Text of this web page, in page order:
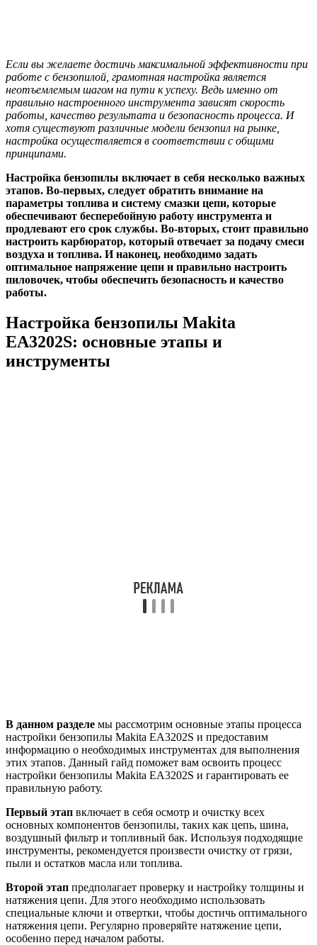
Если вы желаете достичь максимальной эффективности при
работе с бензопилой, грамотная настройка является
неотъемлемым шагом на пути к успеху. Ведь именно от
правильно настроенного инструмента зависят скорость
работы, качество результата и безопасность процесса. И
хотя существуют различные модели бензопил на рынке,
настройка осуществляется в соответствии с общими
принципами.
Настройка бензопилы включает в себя несколько важных
этапов. Во-первых, следует обратить внимание на
параметры топлива и систему смазки цепи, которые
обеспечивают бесперебойную работу инструмента и
продлевают его срок службы. Во-вторых, стоит правильно
настроить карбюратор, который отвечает за подачу смеси
воздуха и топлива. И наконец, необходимо задать
оптимальное напряжение цепи и правильно настроить
пиловочек, чтобы обеспечить безопасность и качество
работы.
Настройка бензопилы Makita
EA3202S: основные этапы и
инструменты
В данном разделе мы рассмотрим основные этапы процесса
настройки бензопилы Makita EA3202S и предоставим
информацию о необходимых инструментах для выполнения
этих этапов. Данный гайд поможет вам освоить процесс
настройки бензопилы Makita EA3202S и гарантировать ее
правильную работу.
Первый этап включает в себя осмотр и очистку всех
основных компонентов бензопилы, таких как цепь, шина,
воздушный фильтр и топливный бак. Используя подходящие
инструменты, рекомендуется произвести очистку от грязи,
пыли и остатков масла или топлива.
Второй этап предполагает проверку и настройку толщины и
натяжения цепи. Для этого необходимо использовать
специальные ключи и отвертки, чтобы достичь оптимального
натяжения цепи. Регулярно проверяйте натяжение цепи,
особенно перед началом работы.